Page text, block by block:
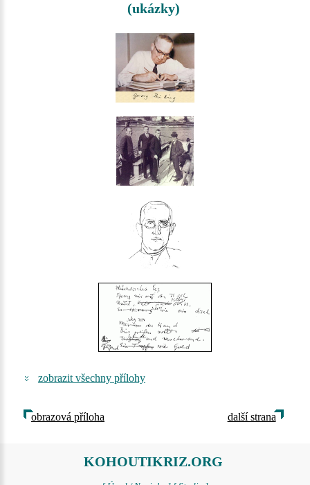
(ukázky)
zobrazit všechny přílohy
obrazová příloha další strana
KOHOUTIKRIZ.ORG